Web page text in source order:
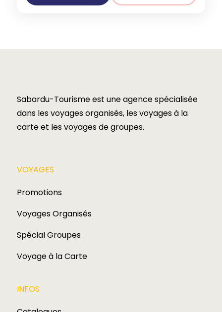
Sabardu-Tourisme est une agence spécialisée
dans les voyages organisés, les voyages à la
carte et les voyages de groupes.​
VOYAGES​
Promotions
Voyages Organisés
Spécial Groupes
Voyage à la Carte
INFOS